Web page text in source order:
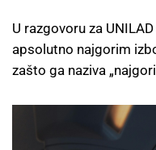
U razgovoru za
apsolutno najgorim
zašto ga naziva